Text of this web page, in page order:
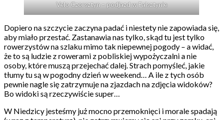
Velo Czorsztyn – podjazd w Falsztynie
Dopiero na szczycie zaczyna padać i niestety nie zapowiada się,
aby miało przestać. Zastanawia nas tylko, skąd tu jest tylko
rowerzystów na szlaku mimo tak niepewnej pogody – a widać,
że to są ludzie z rowerami z pobliskiej wypożyczalni a nie
osoby, które muszą przejechać dalej. Strach pomyśleć, jakie
tłumy tu są w pogodny dzień w weekend… A ile z tych osób
pewnie nagle się zatrzymuje na zjazdach na zdjęcia widoków?
Bo widoki są rzeczywiście super…
W Niedzicy jesteśmy już mocno przemoknięci i morale spadają